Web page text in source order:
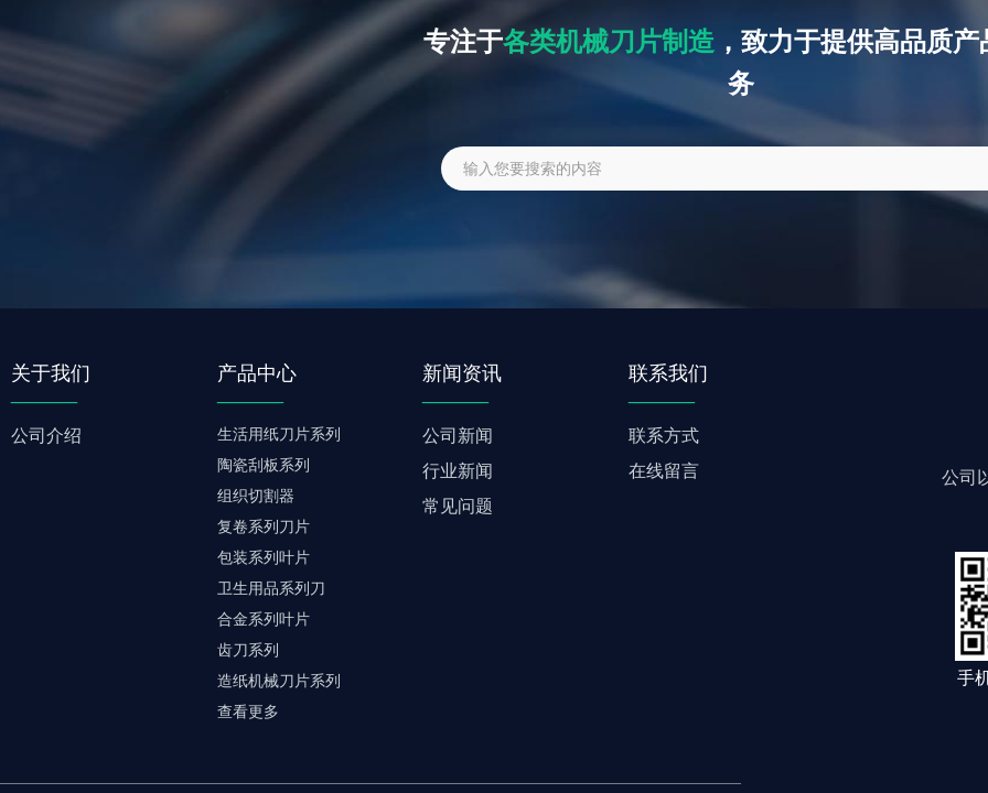
专注于各类机械刀片制造 ，致力于提供高品质
务
关于我们
公司介绍
产品中心
生活用纸刀片系列
陶瓷刮板系列
组织切割器
复卷系列刀片
包装系列叶片
卫生用品系列刀
合金系列叶片
齿刀系列
造纸机械刀片系列
查看更多
新闻资讯
公司新闻
行业新闻
常见问题
联系我们
联系方式
在线留言
公司
手